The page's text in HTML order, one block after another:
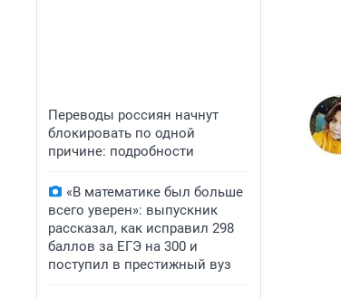
Переводы россиян начнут
блокировать по одной
причине: подробности
«В математике был больше
всего уверен»: выпускник
рассказал, как исправил 298
баллов за ЕГЭ на 300 и
поступил в престижный вуз